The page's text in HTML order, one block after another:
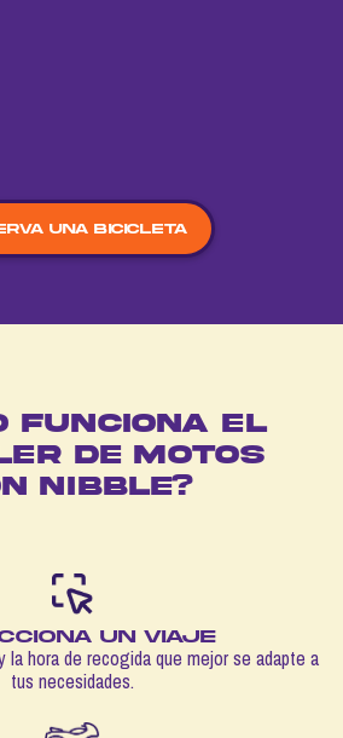
una bicicleta
funciona el
de motos
nibble?
un VIAJE
la hora de recogida que mejor se adapte a
tus necesidades.